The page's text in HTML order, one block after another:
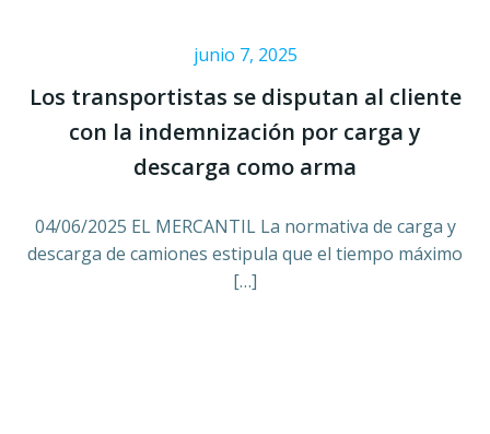
junio 7, 2025
Los transportistas se disputan al cliente
con la indemnización por carga y
descarga como arma
04/06/2025 EL MERCANTIL La normativa de carga y
descarga de camiones estipula que el tiempo máximo
[…]